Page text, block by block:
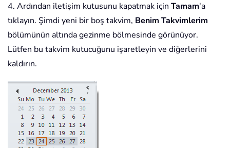
4. Ardından iletişim kutusunu kapatmak için Tamam'a
tıklayın. Şimdi yeni bir boş takvim, Benim Takvimlerim
bölümünün altında gezinme bölmesinde görünüyor.
Lütfen bu takvim kutucuğunu işaretleyin ve diğerlerini
kaldırın.